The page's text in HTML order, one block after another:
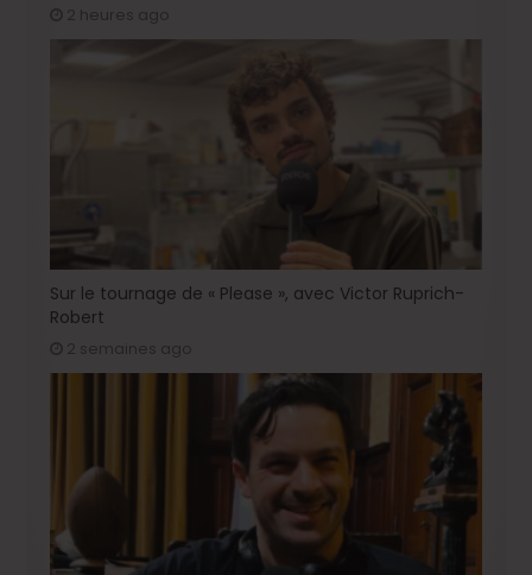
2 heures ago
Sur le tournage de « Please », avec Victor Ruprich-
Robert
2 semaines ago